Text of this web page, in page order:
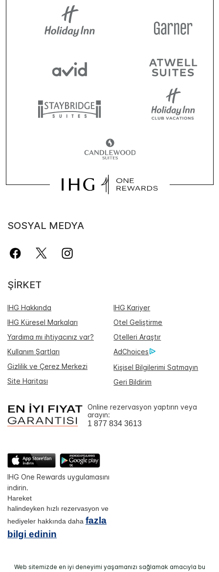
SOSYAL MEDYA
ŞIRKET
IHG Hakkında
IHG Kariyer
IHG Küresel Markaları
Otel Geliştirme
Yardıma mı ihtiyacınız var?
Otelleri Araştır
Kullanım Şartları
AdChoices
Gizlilik ve Çerez Merkezi
Kişisel Bilgilerimi Satmayın
Site Haritası
Geri Bildirim
Online rezervasyon yaptırın veya
arayın:
1 877 834 3613
IHG One Rewards uygulamasını
indirin.
Hareket
halindeyken hızlı rezervasyon ve
hediyeler hakkında daha fazla
bilgi edinin
Web sitemizde en iyi deneyimi yaşamanızı sağlamak amacıyla bu